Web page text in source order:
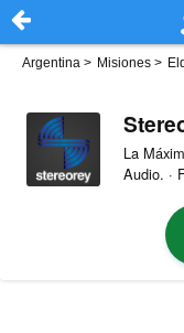
Argentina > Misiones >
La
Audio. ·